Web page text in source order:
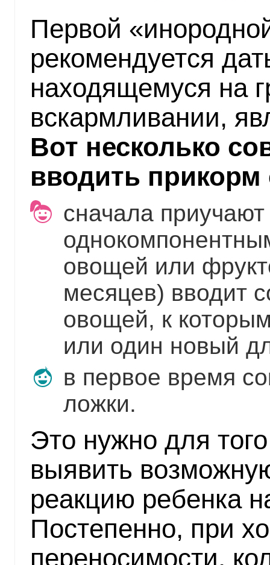
Первой
рекомендуется
находящемуся на
вскармливании,
Вот несколько
вводить прикорм
сначала
овощей или
месяцев) вводит
овощей, к
или один новый
в первое время
ложки.
Это нужно для
выявить
реакцию ребенка
Постепенно, при
переносимости,